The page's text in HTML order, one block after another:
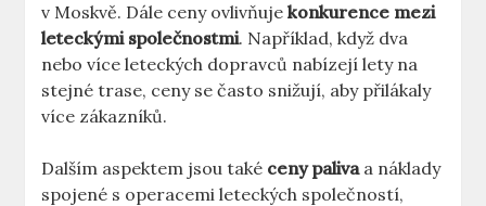
v Moskvě. Dále ceny ovlivňujekonkurence mezi
leteckými společnostmi. Například, když dva
nebo více leteckých dopravců nabízejí lety na
stejné trase, ceny se často snižují, aby přilákaly
více zákazníků.
Dalším aspektem jsou také ceny palivaa náklady
spojené s operacemi leteckých společností,